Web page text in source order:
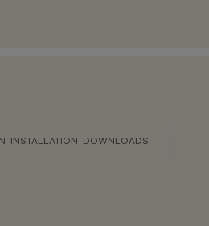
INSTALLATION DOWNLOADS